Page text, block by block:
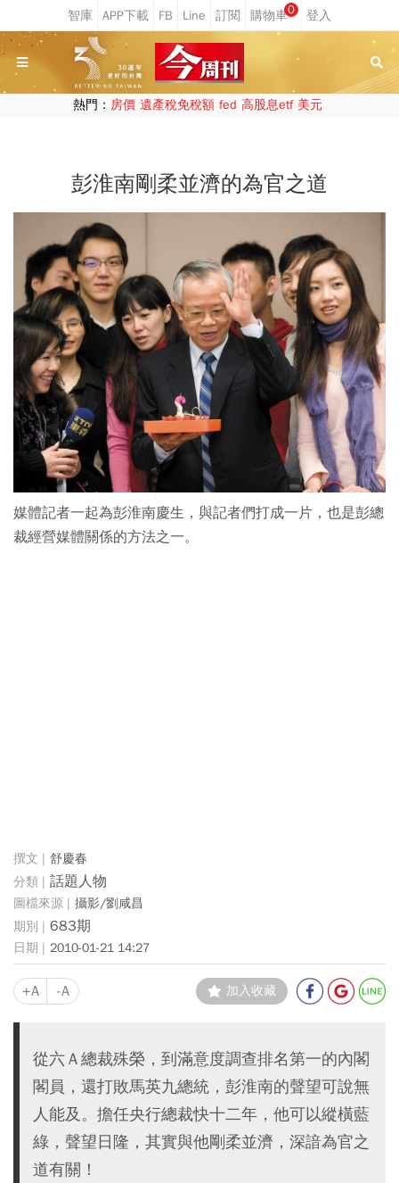
0
熱門： 房價 遺產稅免稅額 fed 高股息etf 美元
彭淮南剛柔並濟的為官之道
媒體記者一起為彭淮南慶生，與記者們打成一片，也是彭總
裁經營媒體關係的方法之一。
舒慶春
話題人物
攝影/劉咸昌
683期
2010-01-21 14:27
+A -A 加入收藏
從六Ａ總裁殊榮，到滿意度調查排名第一的內閣
閣員，還打敗馬英九總統，彭淮南的聲望可說無
人能及。擔任央行總裁快十二年，他可以縱橫藍
綠，聲望日隆，其實與他剛柔並濟，深諳為官之
道有關！